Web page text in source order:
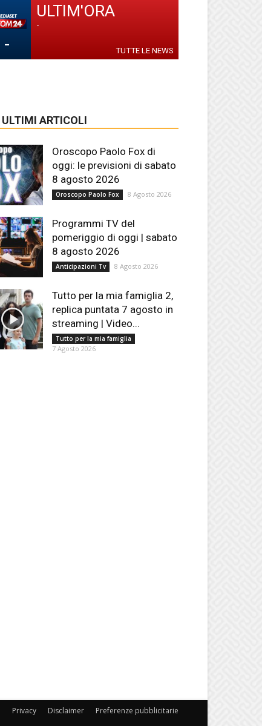
-
ULTIM'ORA
-
TUTTE LE NEWS
ULTIMI ARTICOLI
Oroscopo Paolo Fox di
oggi: le previsioni di sabato
8 agosto 2026
Oroscopo Paolo Fox 8 Agosto 2026
Programmi TV del
pomeriggio di oggi | sabato
8 agosto 2026
Anticipazioni Tv 8 Agosto 2026
Tutto per la mia famiglia 2,
replica puntata 7 agosto in
streaming | Video...
Tutto per la mia famiglia
7 Agosto 2026
Privacy Disclaimer Preferenze pubblicitarie